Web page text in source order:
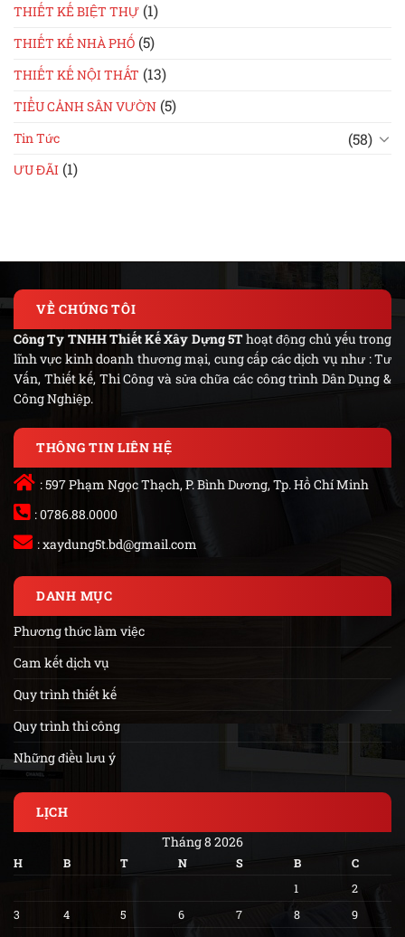
THIẾT KẾ BIỆT THỰ (1)
THIẾT KẾ NHÀ PHỐ (5)
THIẾT KẾ NỘI THẤT (13)
TIỂU CẢNH SÂN VƯỜN (5)
Tin Tức (58)
ƯU ĐÃI (1)
VỀ CHÚNG TÔI
Công Ty TNHH Thiết Kế Xây Dựng 5Thoạt động chủ yếu trong
lĩnh vực kinh doanh thương mại, cung cấp các dịch vụ như : Tư
Vấn, Thiết kế, Thi Công và sửa chữa các công trình Dân Dụng &
Công Nghiệp.
THÔNG TIN LIÊN HỆ
: 597 Phạm Ngọc Thạch, P. Bình Dương, Tp. Hồ Chí Minh
: 0786.88.0000
:xaydung5t.bd@gmail.com
DANH MỤC
Phương thức làm việc
Cam kết dịch vụ
Quy trình thiết kế
Quy trình thi công
Những điều lưu ý
LỊCH
Tháng 8 2026
H B T N S B
C
1
2
3
4 5 6 7 8
9